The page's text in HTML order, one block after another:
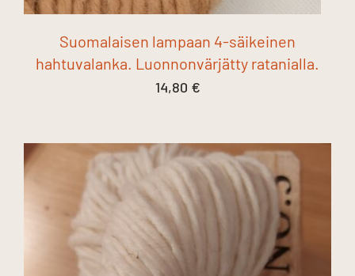
Suomalaisen lampaan 4-säikeinen
hahtuvalanka. Luonnonvärjätty ratanialla.
14,80 €